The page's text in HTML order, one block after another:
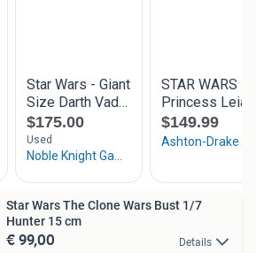
Star Wars The Clone Wars Bust 1/7
Hunter 15 cm
€ 99,00 Details